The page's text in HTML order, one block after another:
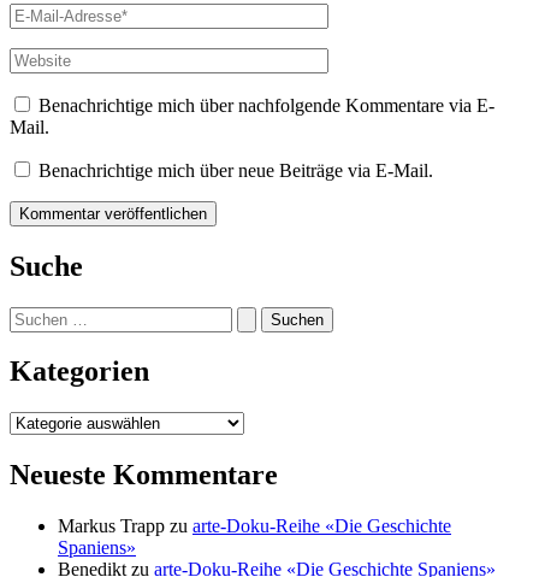
E-
Mail-
Adresse*
Website
Benachrichtige mich über nachfolgende Kommentare via E-
Mail.
Benachrichtige mich über neue Beiträge via E-Mail.
Suche
Suchen
nach:
Kategorien
Kategorien
Neueste Kommentare
Markus Trapp zu arte-Doku-Reihe «Die Geschichte
Spaniens»
Benedikt zu arte-Doku-Reihe «Die Geschichte Spaniens»